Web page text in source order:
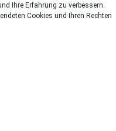
zuzüglich der
ab einem Warenwert von 20 €
Ihre Erfahrung zu verbessern.
Cookies und Ihren Rechten